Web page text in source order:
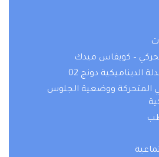
– كويفاس ميدك
الديناميكية دونج 02
المتحركة ووضعية الجلوس